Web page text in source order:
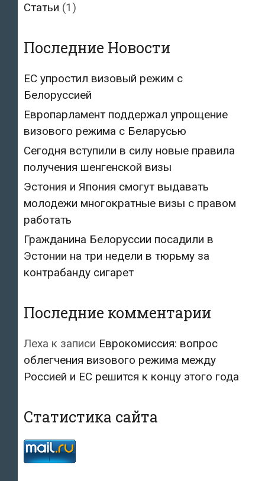
Статьи (1)
Последние Новости
ЕС упростил визовый режим с
Белоруссией
Европарламент поддержал упрощение
визового режима с Беларусью
Сегодня вступили в силу новые правила
получения шенгенской визы
Эстония и Япония смогут выдавать
молодежи многократные визы с правом
работать
Гражданина Белоруссии посадили в
Эстонии на три недели в тюрьму за
контрабанду сигарет
Последние комментарии
Леха к записи Еврокомиссия: вопрос
облегчения визового режима между
Россией и ЕС решится к концу этого года
Статистика сайта